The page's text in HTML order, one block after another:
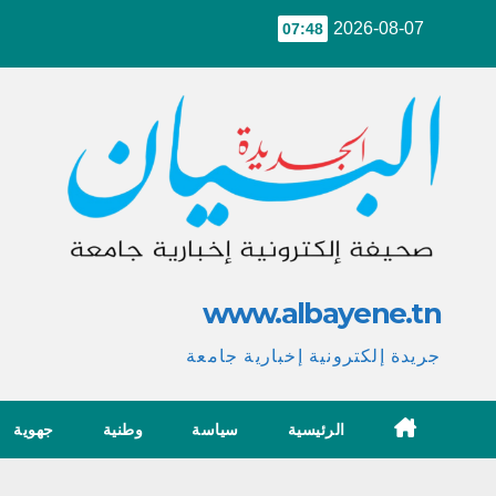
2026-08-07
07:48
www.albayene.tn
جريدة إلكترونية إخبارية جامعة
الرئيسية سياسة وطنية جهوية